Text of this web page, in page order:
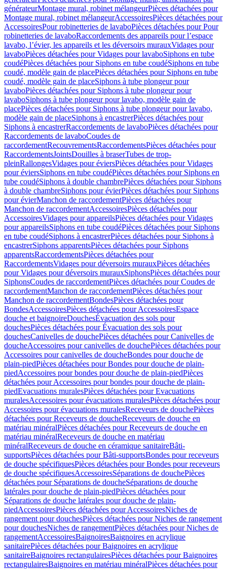
générateurMontage mural, robinet mélangeurPièces détachées pour
Montage mural, robinet mélangeurAccessoiresPièces détachées pour
AccessoiresPour robinetteries de lavaboPièces détachées pour Pour
robinetteries de lavaboRaccordements des appareils pour l’espace
lavabo, l’évier, les appareils et les déversoirs murauxVidages pour
lavaboPièces détachées pour Vidages pour lavaboSiphons en tube
coudéPièces détachées pour Siphons en tube coudéSiphons en tube
coudé, modèle gain de placePièces détachées pour Siphons en tube
coudé, modèle gain de placeSiphons à tube plongeur pour
lavaboPièces détachées pour Siphons à tube plongeur pour
lavaboSiphons à tube plongeur pour lavabo, modèle gain de
placePièces détachées pour Siphons à tube plongeur pour lavabo,
modèle gain de placeSiphons à encastrerPièces détachées pour
Siphons à encastrerRaccordements de lavaboPièces détachées pour
Raccordements de lavaboCoudes de
raccordementRecouvrementsRaccordementsPièces détachées pour
RaccordementsJointsDouilles à braserTubes de trop-
pleinRallongesVidages pour éviersPièces détachées pour Vidages
pour éviersSiphons en tube coudéPièces détachées pour Siphons en
tube coudéSiphons à double chambrePièces détachées pour Siphons
à double chambreSiphons pour évierPièces détachées pour Siphons
pour évierManchon de raccordementPièces détachées pour
Manchon de raccordementAccessoiresPièces détachées pour
AccessoiresVidages pour appareilsPièces détachées pour Vidages
pour appareilsSiphons en tube coudéPièces détachées pour Siphons
en tube coudéSiphons à encastrerPièces détachées pour Siphons à
encastrerSiphons apparentsPièces détachées pour Siphons
apparentsRaccordementsPièces détachées pour
RaccordementsVidages pour déversoirs murauxPièces détachées
pour Vidages pour déversoirs murauxSiphonsPièces détachées pour
SiphonsCoudes de raccordementPièces détachées pour Coudes de
raccordementManchon de raccordementPièces détachées pour
Manchon de raccordementBondesPièces détachées pour
BondesAccessoiresPièces détachées pour AccessoiresEspace
douche et baignoireDouchesÉvacuation des sols pour
douchesPièces détachées pour Évacuation des sols pour
douchesCanivelles de douchePièces détachées pour Canivelles de
doucheAccessoires pour canivelles de douchePièces détachées pour
Accessoires pour canivelles de doucheBondes pour douche de
plain-piedPièces détachées pour Bondes pour douche de plain-
piedAccessoires pour bondes pour douche de plain-piedPièces
détachées pour Accessoires pour bondes pour douche de plain-
piedEvacuations muralesPièces détachées pour Evacuations
muralesAccessoires pour évacuations muralesPièces détachées pour
Accessoires pour évacuations muralesReceveurs de douchePièces
détachées pour Receveurs de doucheReceveurs de douche en
matériau minéralPièces détachées pour Receveurs de douche en
matériau minéralReceveurs de douche en matériau
minéralReceveurs de douche en céramique sanitaireBâti-
supportsPièces détachées pour Bâti-supportsBondes pour receveurs
de douche spécifiquesPièces détachées pour Bondes pour receveurs
de douche spécifiquesAccessoiresSéparations de douchePièces
détachées pour Séparations de doucheSéparations de douche
latérales pour douche de plain-piedPièces détachées pour
Séparations de douche latérales pour douche de plain-
piedAccessoiresPièces détachées pour AccessoiresNiches de
rangement pour douchesPièces détachées pour Niches de rangement
pour douchesNiches de rangementPièces détachées pour Niches de
rangementAccessoiresBaignoiresBaignoires en acrylique
sanitairePièces détachées pour Baignoires en acrylique
sanitaireBaignoires rectangulairesPièces détachées pour Baignoires
rectangulairesBaignoires en matériau minéralPièces détachées pour